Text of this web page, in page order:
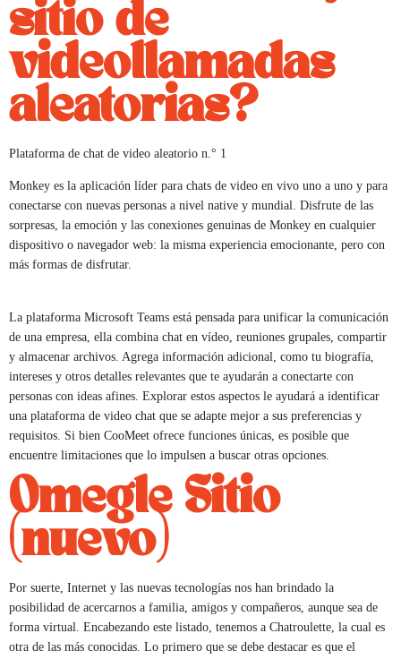
sitio de
videollamadas
aleatorias?
Plataforma de chat de video aleatorio n.° 1
Monkey es la aplicación líder para chats de video en vivo uno a uno y para
conectarse con nuevas personas a nivel native y mundial. Disfrute de las
sorpresas, la emoción y las conexiones genuinas de Monkey en cualquier
dispositivo o navegador web: la misma experiencia emocionante, pero con
más formas de disfrutar.
La plataforma Microsoft Teams está pensada para unificar la comunicación
de una empresa, ella combina chat en vídeo, reuniones grupales, compartir
y almacenar archivos. Agrega información adicional, como tu biografía,
intereses y otros detalles relevantes que te ayudarán a conectarte con
personas con ideas afines. Explorar estos aspectos le ayudará a identificar
una plataforma de video chat que se adapte mejor a sus preferencias y
requisitos. Si bien CooMeet ofrece funciones únicas, es posible que
encuentre limitaciones que lo impulsen a buscar otras opciones.
Omegle Sitio
(nuevo)
Por suerte, Internet y las nuevas tecnologías nos han brindado la
posibilidad de acercarnos a familia, amigos y compañeros, aunque sea de
forma virtual. Encabezando este listado, tenemos a Chatroulette, la cual es
otra de las más conocidas. Lo primero que se debe destacar es que el